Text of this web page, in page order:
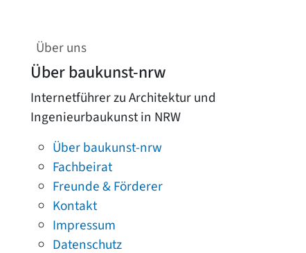
Über uns
Über baukunst-nrw
Internetführer zu Architektur und
Ingenieurbaukunst in NRW
Über baukunst-nrw
Fachbeirat
Freunde & Förderer
Kontakt
Impressum
Datenschutz